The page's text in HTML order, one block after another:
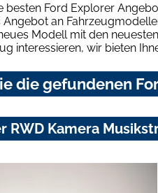
besten Ford Explorer
an
Modell mit den
interessieren, wir bieten
die gefundenen
RWD Kamera